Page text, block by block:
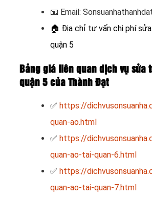
📧 Email:
🏠 Địa chỉ tư vấn chi phí
quận 5
Bảng giá liên quan dịch vụ sửa
quận 5 của Thành Đạt
✅ https://
quan-ao.html
✅ https://
quan-ao-tai-quan-6.html
✅ https://
quan-ao-tai-quan-7.html